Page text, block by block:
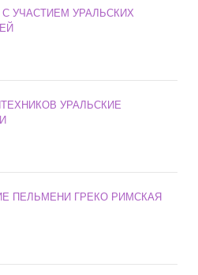
УЧАСТИЕМ УРАЛЬСКИХ
УРАЛЬСКИЕ
ПЕЛЬМЕНИ ГРЕКО РИМСКАЯ